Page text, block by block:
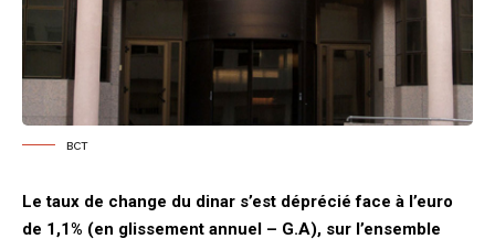
BCT
Le taux de change du dinar s’est déprécié face à l’euro
de 1,1% (en glissement annuel – G.A), sur l’ensemble